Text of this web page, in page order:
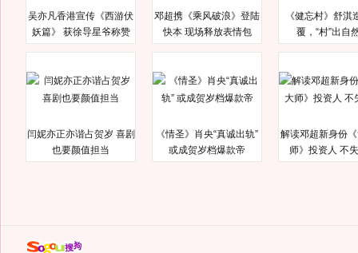
吴亦凡香港宣传《西游伏
妖篇》 获徐导星爷称赞
邓超携《乘风破浪》登陆
快本 现场释放表情包
《健忘村》舒淇
覆，“村”出自
闫妮亦正亦谐占贺岁 喜剧
也要颜值担当
《情圣》肖央“真诚出轨”
或成贺岁档爆款帝
解读邓超新身份
师》投资人 不